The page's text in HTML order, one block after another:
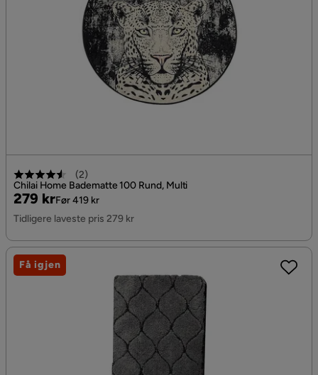
(2)
Chilai Home Badematte 100 Rund, Multi
Pris
279 kr
Original
Pris
Før 419 kr
Tidligere laveste pris 279 kr
Få igjen